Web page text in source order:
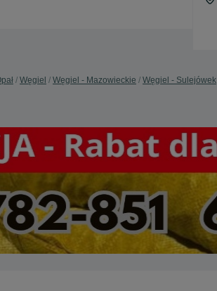
Węgiel Węgiel - Mazowieckie Węgiel - Sulejówek